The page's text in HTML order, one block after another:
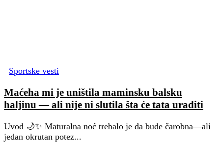
Sportske vesti
Maćeha mi je uništila maminsku balsku
haljinu — ali nije ni slutila šta će tata uraditi
Uvod 🌙✨ Maturalna noć trebalo je da bude čarobna—ali
jedan okrutan potez...